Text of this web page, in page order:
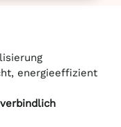
energieeffizient